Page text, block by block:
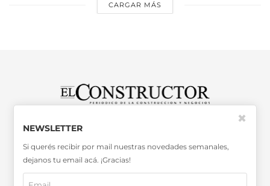
CARGAR MÁS
SABER MÁS >>
NEWSLETTER
Si querés recibir por mail nuestras novedades semanales,
dejanos tu email acá. ¡Gracias!
✖